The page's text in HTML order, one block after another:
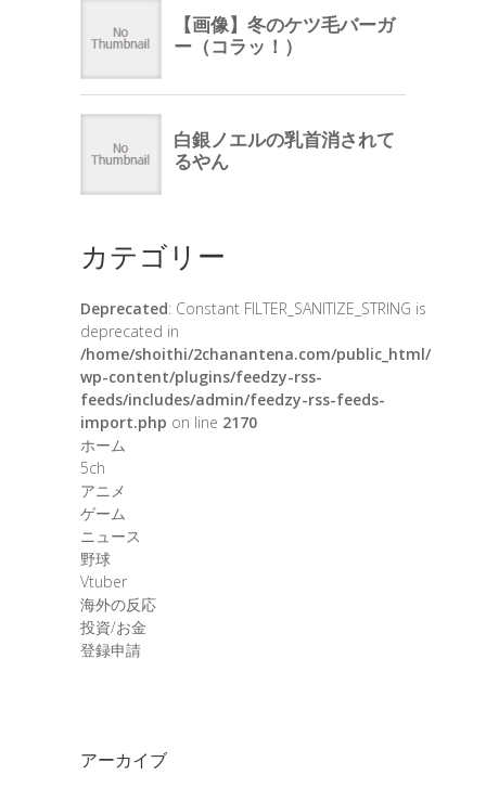
カテゴリー
Deprecated: Constant FILTER_SANITIZE_STRING is
deprecated in
/home/shoithi/2chanantena.com/public_html/
wp-content/plugins/feedzy-rss-
feeds/includes/admin/feedzy-rss-feeds-
import.php on line 2170
ホーム
5ch
アニメ
ゲーム
ニュース
野球
Vtuber
海外の反応
投資/お金
登録申請
アーカイブ